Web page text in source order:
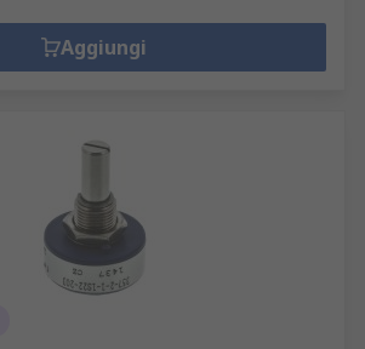
Aggiungi